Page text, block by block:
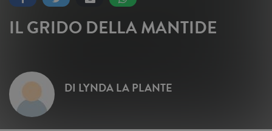
IL GRIDO DELLA MANTIDE
DI LYNDA LA PLANTE